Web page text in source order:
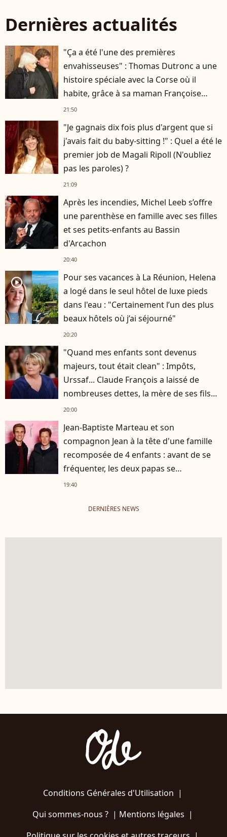
Dernières actualités
"Ça a été l'une des premières
envahisseuses" : Thomas Dutronc a une
histoire spéciale avec la Corse où il
habite, grâce à sa maman Françoise
Hardy
21:50
"Je gagnais dix fois plus d'argent que si
j'avais fait du baby-sitting !" : Quel a été le
premier job de Magali Ripoll (N'oubliez
pas les paroles) ?
21:09
Après les incendies, Michel Leeb s’offre
une parenthèse en famille avec ses filles
et ses petits-enfants au Bassin
d'Arcachon
20:40
player2
Pour ses vacances à La Réunion, Helena
a logé dans le seul hôtel de luxe pieds
dans l'eau : "Certainement l’un des plus
beaux hôtels où j’ai séjourné"
20:20
"Quand mes enfants sont devenus
majeurs, tout était clean" : Impôts,
Urssaf... Claude François a laissé de
nombreuses dettes, la mère de ses fils
s'est occupée de tout
20:00
Jean-Baptiste Marteau et son
compagnon Jean à la tête d'une famille
recomposée de 4 enfants : avant de se
fréquenter, les deux papas se
connaissaient depuis des années
19:40
DERNIÈRES NEWS
Conditions Générales d'Utilisation |
Qui sommes-nous ?| Mentions légales |